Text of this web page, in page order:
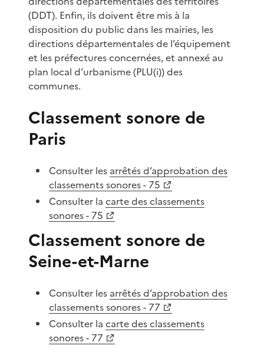
(DDT). Enfin, ils doivent être mis à la
disposition du public dans les mairies, les
directions départementales de l’équipement
et les préfectures concernées, et annexé au
plan local d’urbanisme (PLU(i)) des
communes.
Classement sonore de
Paris
Consulter les arrêtés d’approbation des
classements sonores - 75
Consulter lacarte des classements
sonores - 75
Classement sonore de
Seine-et-Marne
Consulter les arrêtés d’approbation des
classements sonores - 77
Consulter lacarte des classements
sonores - 77